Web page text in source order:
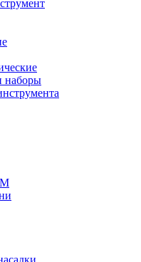
наборы